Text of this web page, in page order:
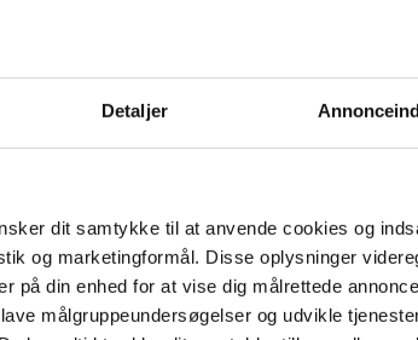
Detaljer
dit samtykke til at anvende cookies og
og marketingformål. Disse oplysninger
på din enhed for at vise dig målrettede
målgruppeundersøgelser og udvikle
dieser gemütlichen Ferienwohnung in
Terrasse und alles, was Sie für einen
ausgestatteten Küche, ein gepflegtes
Wohn- und Schlafbereich mit
Vom Wohnbereich führt eine Treppe
und zwei Schlafplätzen.
Flexibel
Anreisetag
(Nebensaison):
15:00 Check-out (spätestens):